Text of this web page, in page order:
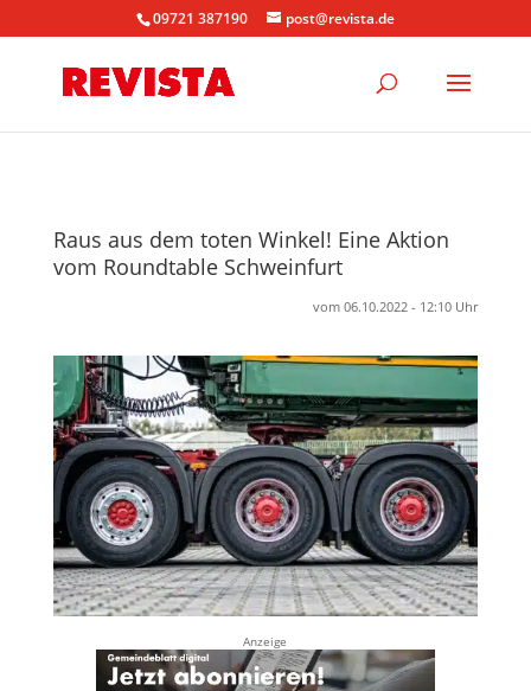
09721 387190 post@revista.de
Raus aus dem toten Winkel! Eine Aktion
vom Roundtable Schweinfurt
vom 06.10.2022 - 12:10 Uhr
Anzeige